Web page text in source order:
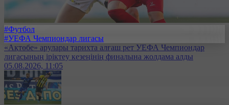
#Футбол
#УЕФА Чемпиондар лигасы
«Ақтөбе» арулары тарихта алғаш рет УЕФА Чемпиондар
лигасының іріктеу кезеңінің финалына жолдама алды
05.08.2026, 11:05